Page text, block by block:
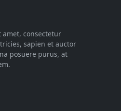
amet, consectetur
sapien et auctor
posuere purus, at